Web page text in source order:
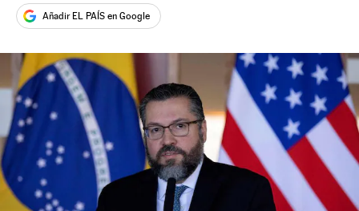
Añadir EL PAÍS en Google